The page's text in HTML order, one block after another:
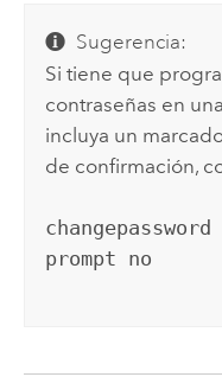
Sugerencia:
Si tiene que
contraseñas en
incluya un
de confirmación,
prompt no